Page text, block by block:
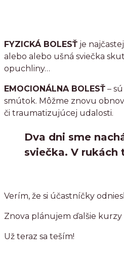
FYZICKÁ BOLESŤ je
alebo alebo ušná sviečka
opuchliny…
EMOCIONÁLNA BOLESŤ –
smútok. Môžme znovu
či traumatizujúcej udalosti.
Dva dni sme
sviečka. V
Verím, že si účastníčky
Znova plánujem ďalšie kurzy
Už teraz sa teším!